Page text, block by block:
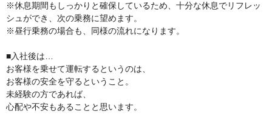
※休息期間もしっかりと確保しているため、十分な休息でリフレッ
シュができ、次の乗務に望めます。
※昼行乗務の場合も、同様の流れになります。
■入社後は…
お客様を乗せて運転するというのは、
お客様の安全を守るということ。
未経験の方であれば、
心配や不安もあることと思います。